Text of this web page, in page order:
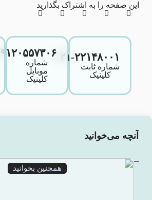
این صفحه را به اشتراک بگذارید
۰۲۱-۲۲۱۴۸۰۰۱
شماره ثابت
کلینیک
۰۹۱۲۰۵۵۷۳۰۶
شماره
موبایل
کلینیک
آنچه می‌خوانید
همچنین بخوانید